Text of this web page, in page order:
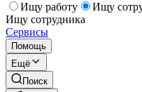
Ищу работу
Ищу
Ищу сотрудника
Сервисы
Помощь
Ещё
Поиск